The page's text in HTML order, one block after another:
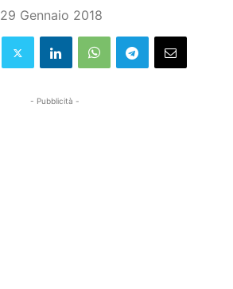
29 Gennaio 2018
- Pubblicità -